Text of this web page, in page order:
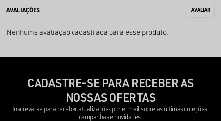
Nenhuma avaliação cadastrada para esse produto.
CADASTRE-SE PARA RECEBER AS
NOSSAS OFERTAS
Inscreva-se para receber atualizações por e-mail sobre as últimas coleções,
campanhas e novidades.